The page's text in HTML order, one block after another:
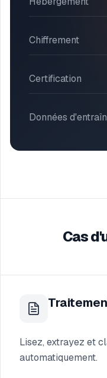
Chiffrement
Certification
Données
Cas
Lisez, extrayez et
automatiquement.